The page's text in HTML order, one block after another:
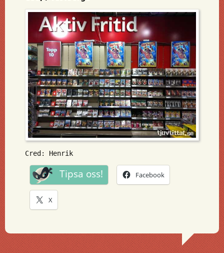
Cred: Henrik
Tipsa oss! Facebook
X